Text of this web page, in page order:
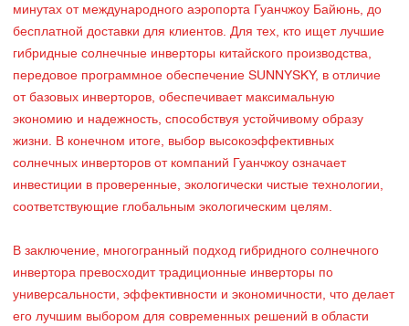
минутах от международного аэропорта Гуанчжоу Байюнь, до
бесплатной доставки для клиентов. Для тех, кто ищет лучшие
гибридные солнечные инверторы китайского производства,
передовое программное обеспечение SUNNYSKY, в отличие
от базовых инверторов, обеспечивает максимальную
экономию и надежность, способствуя устойчивому образу
жизни. В конечном итоге, выбор высокоэффективных
солнечных инверторов от компаний Гуанчжоу означает
инвестиции в проверенные, экологически чистые технологии,
соответствующие глобальным экологическим целям.
В заключение, многогранный подход гибридного солнечного
инвертора превосходит традиционные инверторы по
универсальности, эффективности и экономичности, что делает
его лучшим выбором для современных решений в области